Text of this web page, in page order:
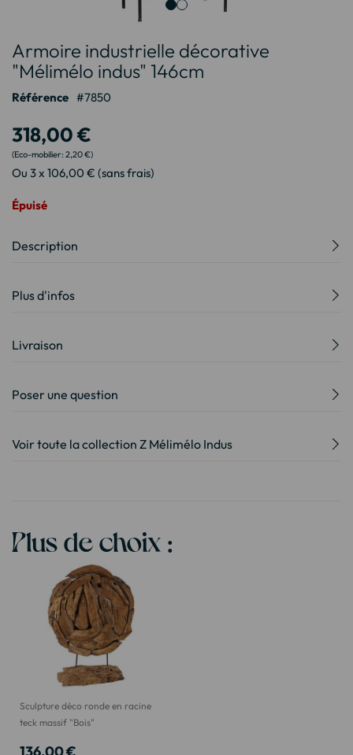
au
début
de
la
d’images
Armoire industrielle décorative
"Mélimélo indus" 146cm
Référence 7850
318,00 €
2,20 €
Ou 3 x 106,00 € (sans frais)
Épuisé
Description
Plus d'infos
Livraison
Poser une question
Voir toute la collection Z Mélimélo Indus
Plus de choix :
Sculpture déco ronde en racine
teck massif "Bois"
136,00 €